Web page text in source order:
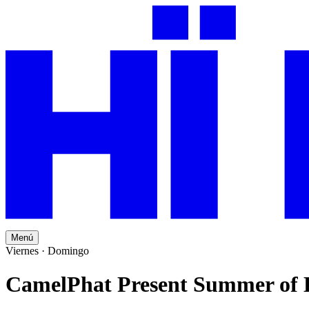
Menú
Viernes · Domingo
CamelPhat Present Summer of